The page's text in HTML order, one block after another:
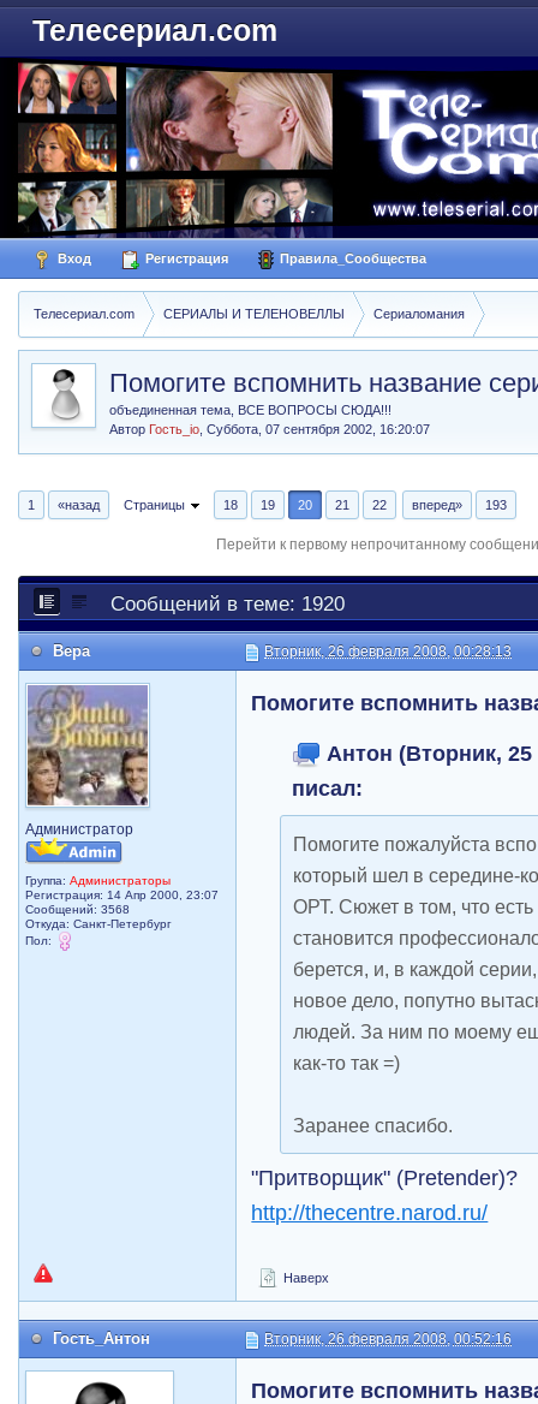
Телесериал.com
Вход Регистрация Правила_Сообщества
Телесериал.com СЕРИАЛЫ И ТЕЛЕНОВЕЛЛЫ Сериаломания
Помогите вспомнить название
объединенная тема, ВСЕ ВОПРОСЫ СЮДА!!!
Автор Гость_io ,Суббота, 07 сентября 2002, 16:20:07
1 «назад Страницы 18 19 20 21 22 вперед» 193
Перейти к первому непрочитанному
Сообщений в теме: 1920
Вера Вторник, 26 февраля 2008, 00:28:13
Администратор
Группа:Администраторы
Регистрация: 14 Апр 2000, 23:07
Сообщений: 3568
Откуда: Санкт-Петербург
Пол:
Помогите вспомнить
Антон (Вторник, 25
писал:
Помогите пожалуйста
который шел в середине-
ОРТ. Сюжет в том, что
становится
берется, и, в каждой
новое дело, попутно
людей. За ним по моему
как-то так =)
Заранее спасибо.
"Притворщик" (Pretender)?
http://thecentre.narod.ru/
Наверх
Гость_Антон Вторник, 26 февраля 2008, 00:52:16
Помогите вспомнить